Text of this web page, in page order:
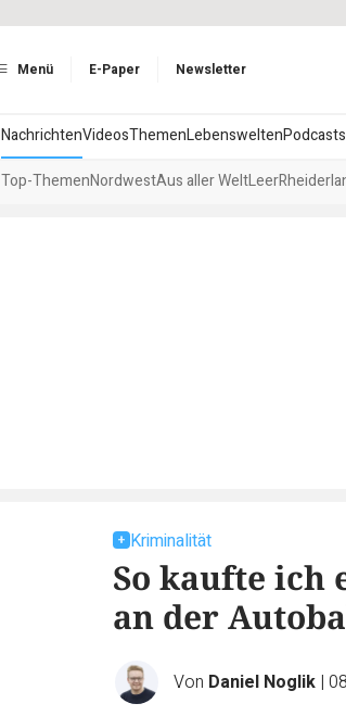
Menü E-Paper Newsletter
NachrichtenVideosThemenLebensweltenPodcasts
Top-ThemenNordwestAus aller WeltLeer
Kriminalität
So kaufte ich
an der
Von Daniel Noglik |